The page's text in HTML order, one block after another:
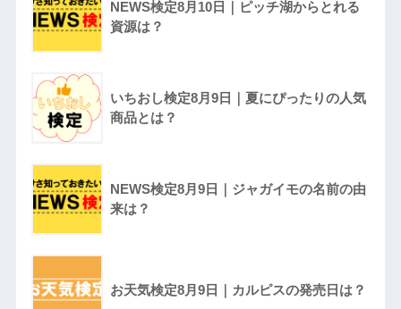
NEWS検定8月10日｜ピッチ湖からとれる
資源は？
いちおし検定8月9日｜夏にぴったりの人気
商品とは？
NEWS検定8月9日｜ジャガイモの名前の由
来は？
お天気検定8月9日｜カルピスの発売日は？